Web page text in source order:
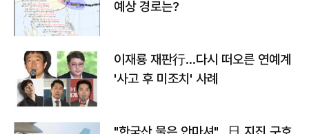
예상 경로는?
이재룡 재판行…다시 떠오른 연예계
'사고 후 미조치' 사례